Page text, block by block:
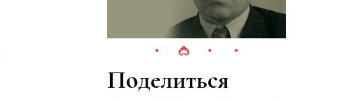
Поделиться